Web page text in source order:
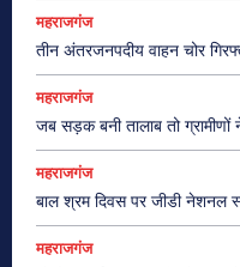
महराजगंज
तीन अंतरजनपदीय वाहन चोर
महराजगंज
जब सड़क बनी तालाब तो ग्रामीणों
महराजगंज
बाल श्रम दिवस पर जीडी नेशनल
महराजगंज